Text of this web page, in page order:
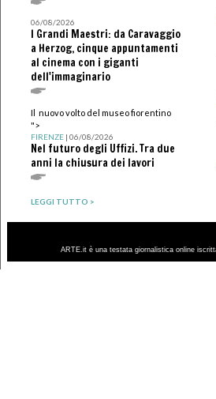
06/08/2026
I Grandi Maestri: da Caravaggio
a Herzog, cinque appuntamenti
al cinema con i giganti
dell'immaginario
Il nuovo volto del museo fiorentino
">
FIRENZE| 06/08/2026
Nel futuro degli Uffizi. Tra due
anni la chiusura dei lavori
LEGGI TUTTO >
ARTE.it è una testata giornalistica online